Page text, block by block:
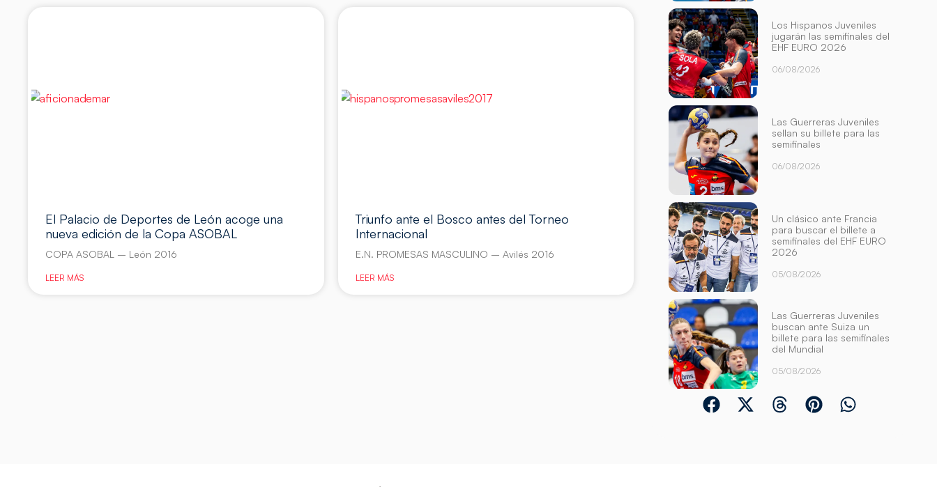
El Palacio de Deportes de León acoge una
nueva edición de la Copa ASOBAL
COPA ASOBAL – León 2016
LEER MÁS
Triunfo ante el Bosco antes del Torneo
Internacional
E.N. PROMESAS MASCULINO – Avilés 2016
LEER MÁS
Los Hispanos Juveniles
jugarán las semifinales del
EHF EURO 2026
06/08/2026
Las Guerreras Juveniles
sellan su billete para las
semifinales
06/08/2026
Un clásico ante Francia
para buscar el billete a
semifinales del EHF EURO
2026
05/08/2026
Las Guerreras Juveniles
buscan ante Suiza un
billete para las semifinales
del Mundial
05/08/2026